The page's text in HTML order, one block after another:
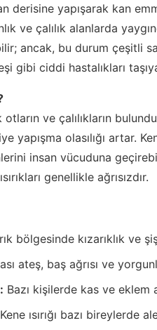
derisine yapışarak kan
ve çalılık alanlarda
ancak, bu durum çeşitli
gibi ciddi hastalıkları
ve çalılıkların
yapışma olasılığı artar.
insan vücuduna
genellikle ağrısızdır.
bölgesinde kızarıklık ve
ateş, baş ağrısı ve
Bazı kişilerde kas ve eklem
Kene ısırığı bazı bireylerde